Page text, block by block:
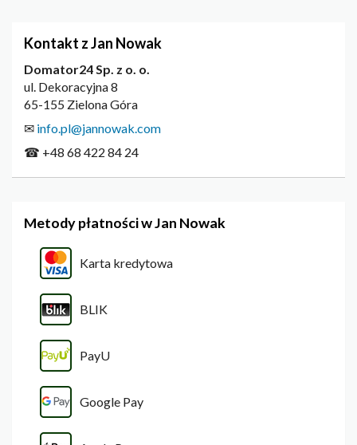
Kontakt z Jan Nowak
Domator24 Sp. z o. o.
ul. Dekoracyjna 8
65-155 Zielona Góra
✉ info.pl@jannowak.com
☎ +48 68 422 84 24
Metody płatności w Jan Nowak
Karta kredytowa
BLIK
PayU
Google Pay